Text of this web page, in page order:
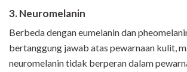
3. Neuromelanin
Berbeda dengan eumelanin dan
bertanggung jawab atas pewarnaan kulit,
neuromelanin tidak berperan dalam